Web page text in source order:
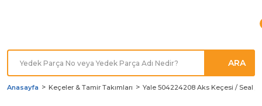
ARA
Anasayfa Keçeler & Tamir Takımları Yale 504224208 Aks Keçesi / Seal /